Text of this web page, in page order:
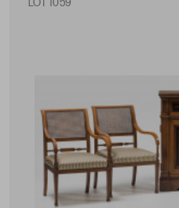
LOT 1059